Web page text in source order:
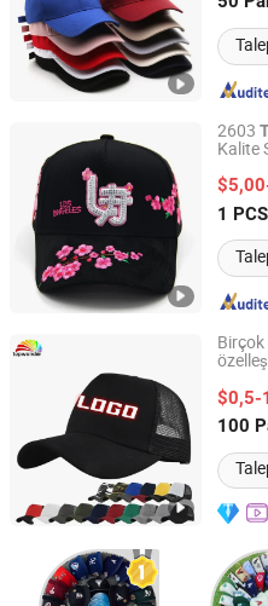
2603
Kalite
1 PCS
Guangsheng Hat Industry
Guangdong, China
$0,5-
100
Top Wonder Accessories
Zhejiang, China